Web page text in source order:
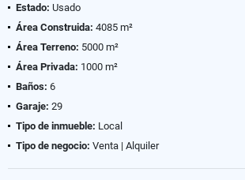
Estado: Usado
Área Construida: 4085 m²
Área Terreno: 5000 m²
Área Privada: 1000 m²
Baños: 6
Garaje: 29
Tipo de inmueble: Local
Tipo de negocio: Venta | Alquiler